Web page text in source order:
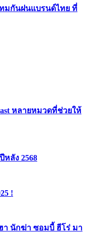
ทมกันฝนแบรนด์ไทย ที่
หลายหมวดที่ช่วยให้
หลัง 2568
!
า นักฆ่า ซอมบี้ ฮีโร่ มา